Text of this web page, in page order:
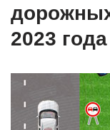
2023 года